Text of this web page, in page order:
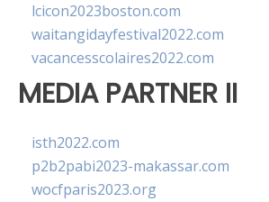
lcicon2023boston.com
waitangidayfestival2022.com
vacancesscolaires2022.com
MEDIA PARTNER II
isth2022.com
p2b2pabi2023-makassar.com
wocfparis2023.org